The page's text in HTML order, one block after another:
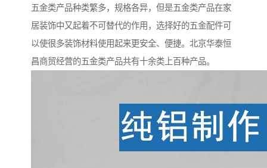
五金类产品种类繁多，规格各异，但是五金类产品在家
居装饰中又起着不可替代的作用，选择好的五金配件可
以使很多装饰材料使用起来更安全、便捷。北京华泰恒
昌商贸经营的五金类产品共有十余类上百种产品。